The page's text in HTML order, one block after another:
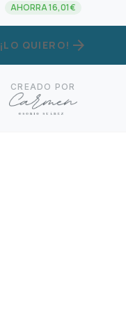
AHORRA 16,01€
¡LO QUIERO! arrow_forward
CREADO POR